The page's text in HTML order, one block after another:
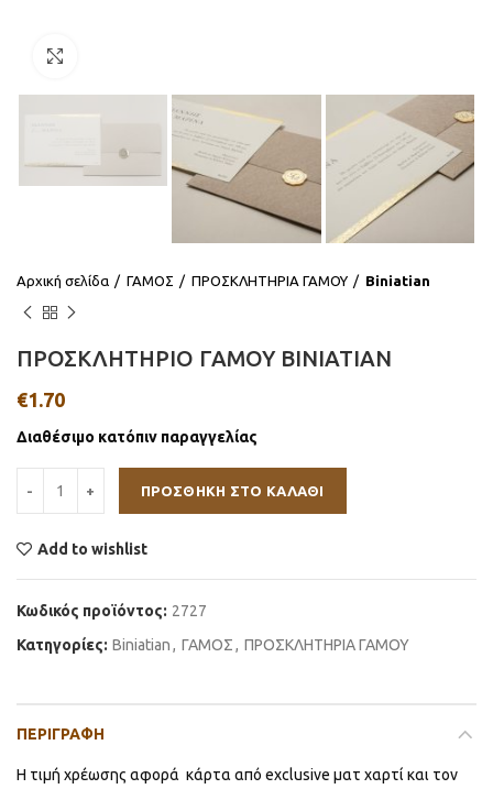
Αρχική σελίδα ΓΑΜΟΣ ΠΡΟΣΚΛΗΤΗΡΙΑ ΓΑΜΟΥ Biniatian
ΠΡΟΣΚΛΗΤΗΡΙΟ ΓΑΜΟΥ BINIATIAN
€1.70
Διαθέσιμο κατόπιν παραγγελίας
ΠΡΟΣΘΉΚΗ ΣΤΟ ΚΑΛΆΘΙ
Add to wishlist
Κωδικός προϊόντος: 2727
Κατηγορίες: Biniatian, ΓΑΜΟΣ, ΠΡΟΣΚΛΗΤΗΡΙΑ ΓΑΜΟΥ
ΠΕΡΙΓΡΑΦΉ
Η τιμή χρέωσης αφορά κάρτα από exclusive ματ χαρτί και τον